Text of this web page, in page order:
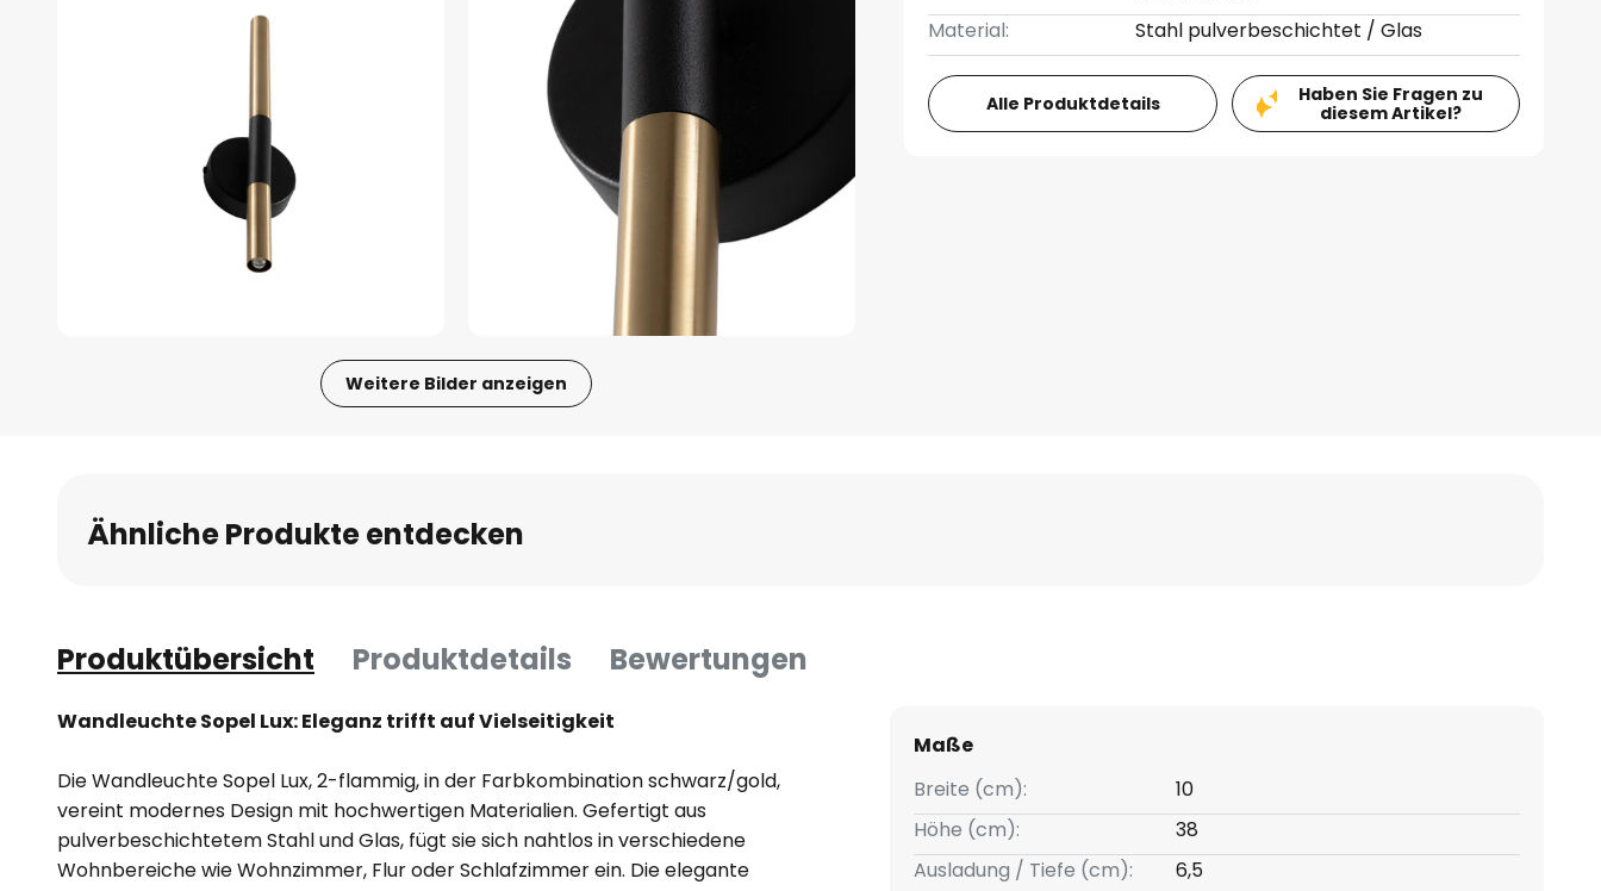
Weitere Bilder anzeigen
Bildgalerie
springen
Material:
Stahl pulverbeschichtet / Glas
Alle Produktdetails
Haben Sie Fragen zu
diesem Artikel?
Ähnliche Produkte entdecken
Produktübersicht Produktdetails Bewertungen
Wandleuchte Sopel Lux: Eleganz trifft auf Vielseitigkeit
Die Wandleuchte Sopel Lux, 2-flammig, in der Farbkombination schwarz/gold,
vereint modernes Design mit hochwertigen Materialien. Gefertigt aus
pulverbeschichtetem Stahl und Glas, fügt sie sich nahtlos in verschiedene
Wohnbereiche wie Wohnzimmer, Flur oder Schlafzimmer ein. Die elegante
Maße
Breite (cm):
10
Höhe (cm):
38
Ausladung / Tiefe (cm):
6,5